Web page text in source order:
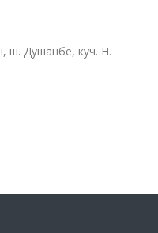
ш. Душанбе, куч. Н.